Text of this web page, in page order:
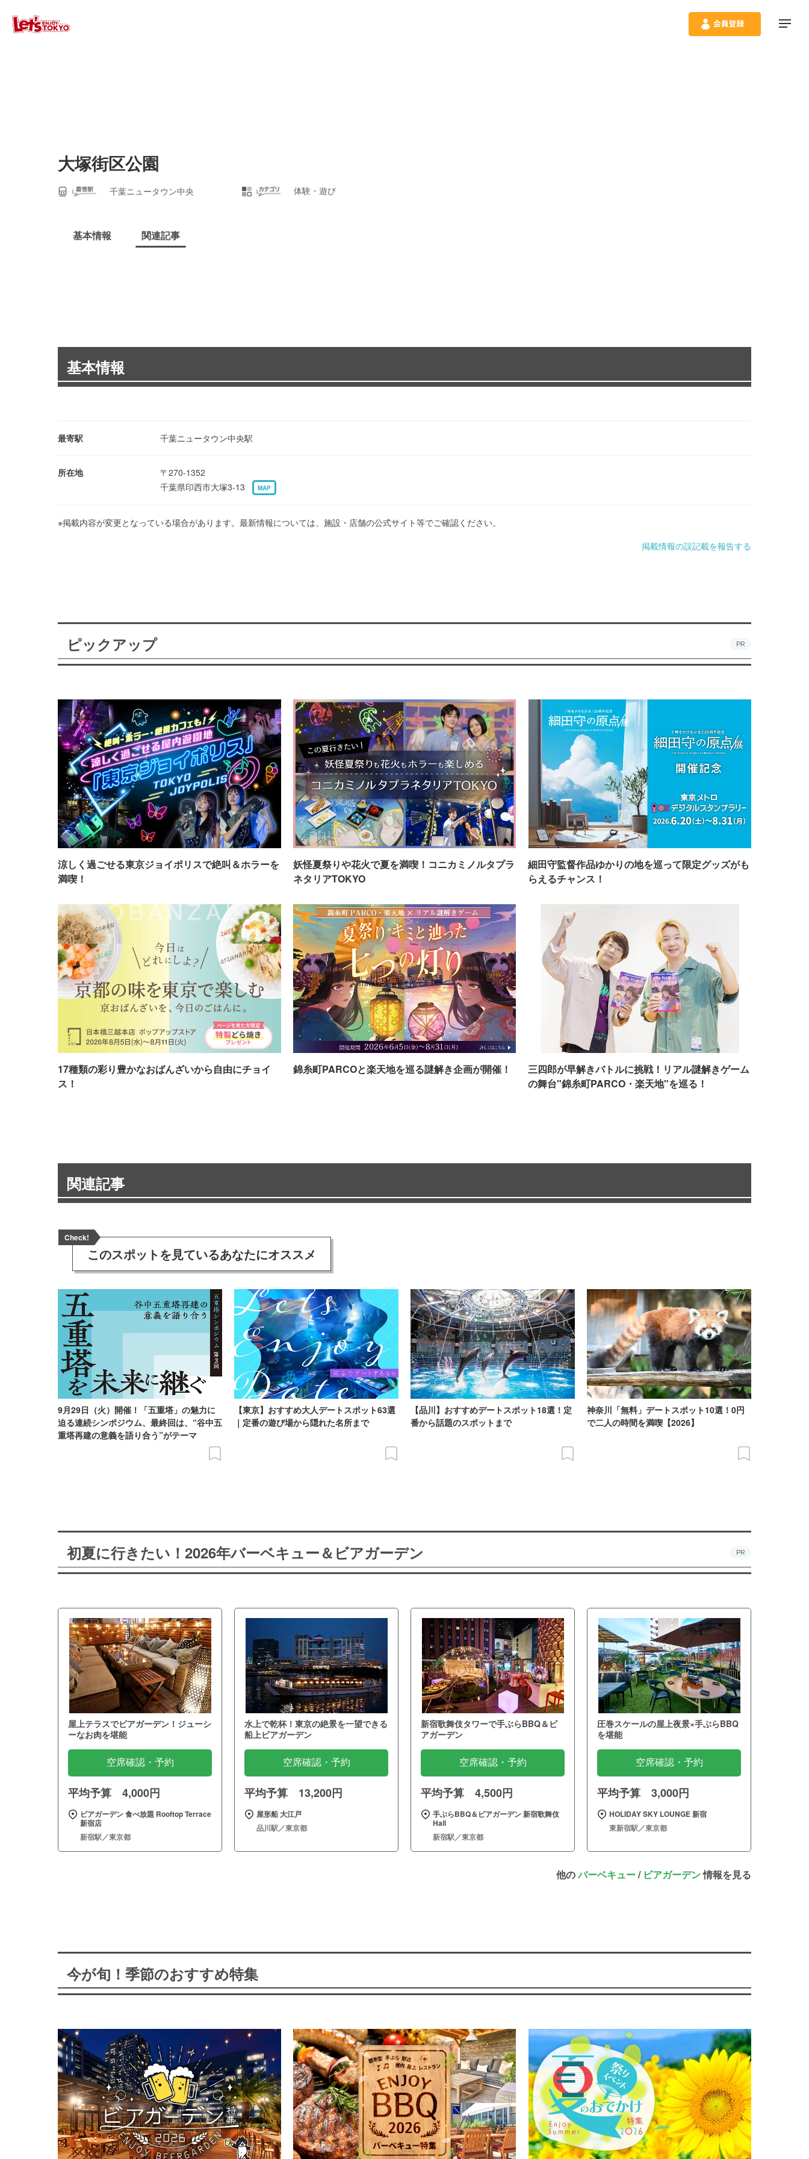
大塚街区公園
千葉ニュータウン中央 体験・遊び
基本情報 関連記事
基本情報
最寄駅 千葉ニュータウン中央駅
所在地
〒270-1352
千葉県印西市大塚3-13
MAP
※掲載内容が変更となっている場合があります。最新情報については、施設・店舗の公式サイト等でご確認ください。
掲載情報の誤記載を報告する
ピックアップ PR
涼しく過ごせる東京ジョイポリスで絶叫＆ホラーを
満喫！
妖怪夏祭りや花火で夏を満喫！コニカミノルタプラ
ネタリアTOKYO
細田守監督作品ゆかりの地を巡って限定グッズがも
らえるチャンス！
17種類の彩り豊かなおばんざいから自由にチョイ
ス！
錦糸町PARCOと楽天地を巡る謎解き企画が開催！
三四郎が早解きバトルに挑戦！リアル謎解きゲーム
の舞台"錦糸町PARCO・楽天地"を巡る！
関連記事
Check!
このスポットを見ているあなたにオススメ
9月29日（火）開催！「五重塔」の魅力に
迫る連続シンポジウム、最終回は、“谷中五
重塔再建の意義を語り合う”がテーマ
【東京】おすすめ大人デートスポット63選
｜定番の遊び場から隠れた名所まで
【品川】おすすめデートスポット18選！定
番から話題のスポットまで
神奈川「無料」デートスポット10選！0円
で二人の時間を満喫【2026】
初夏に行きたい！2026年バーベキュー＆ビアガーデン PR
屋上テラスでビアガーデン！ジューシ
ーなお肉を堪能
空席確認・予約
平均予算 4,000円
ビアガーデン 食べ放題 Rooftop Terrace
新宿店
新宿駅／東京都
水上で乾杯！東京の絶景を一望できる
船上ビアガーデン
空席確認・予約
平均予算 13,200円
屋形船 大江戸
品川駅／東京都
新宿歌舞伎タワーで手ぶらBBQ＆ビ
アガーデン
空席確認・予約
平均予算 4,500円
手ぶらBBQ＆ビアガーデン 新宿歌舞伎
Hall
新宿駅／東京都
圧巻スケールの屋上夜景×手ぶらBBQ
を堪能
空席確認・予約
平均予算 3,000円
HOLIDAY SKY LOUNGE 新宿
東新宿駅／東京都
他のバーベキュー/ ビアガーデン情報を見る
今が旬！季節のおすすめ特集